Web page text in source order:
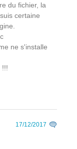
du fichier, la
certaine
ne s'installe
!!!
17/12/2017